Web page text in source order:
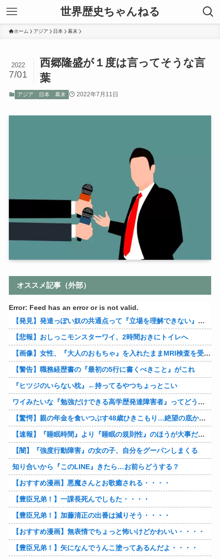
世界歴史ちゃんねる
ホーム アジア 日本 幕末
西郷隆盛が１度は言ってそうな言
葉
2022
7/01
アジア 日本 幕末 2022年7月11日
オススメ記事（外部）
Error: Feed has an error or is not valid.
【発見】発達っぽい奴の共通点って『立場を理解できない』だよな
【悲報】おしっこモンスターワイ、2時間おきにトイレへ
【画像】女性、『大人のおもちゃ』を入れたままMRI検査を受けた結果 →
【警告】職務経歴書の『最初の5行に書くべきこと』がこれ
『ヒツジのいらない枕』←持ってるやつちょっとこい
ワイみたいな『勉強だけできる高学歴発達障害者』ってどう生きたらいいんや？
【驚愕】親の年金を食いつぶす48歳ひきこもり…絶望の底から家族を救ったのは『障害基礎年金』だった
【速報】『睡眠時間』より『睡眠の規則性』のほうが大事だと判明
【闇】『強度行動障害』の女の子、自分をグーパンしまくる
知り合いから『このLINE』きたら…お前らどうする？
【おすすめ漫画】悪魔さんとお歌癒される・・・・
【豊臣兄弟！】一課長死んでしもた・・・・
【豊臣兄弟！】加藤清正の出番は減りそう・・・・
【おすすめ漫画】無表情でちょっと怖いけどかわいい・・・・
【豊臣兄弟！】矢になんでうんこ塗ってあるんだよ・・・・